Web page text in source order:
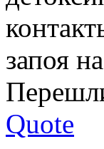
запоя
Quote